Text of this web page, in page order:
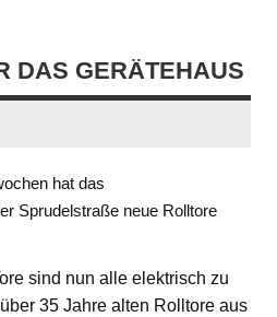
DAS GERÄTEHAUS
hat das
Sprudelstraße neue Rolltore
sind nun alle elektrisch zu
35 Jahre alten Rolltore aus